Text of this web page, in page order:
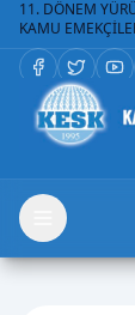
11. DÖNEM
KAMU